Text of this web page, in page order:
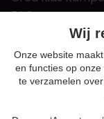
FAQ
Tips & tricks
Contact
Nieuws &
Wij
Onze website
en functies op
te verzamelen